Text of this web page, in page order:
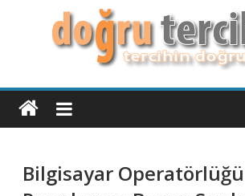
Bilgisayar